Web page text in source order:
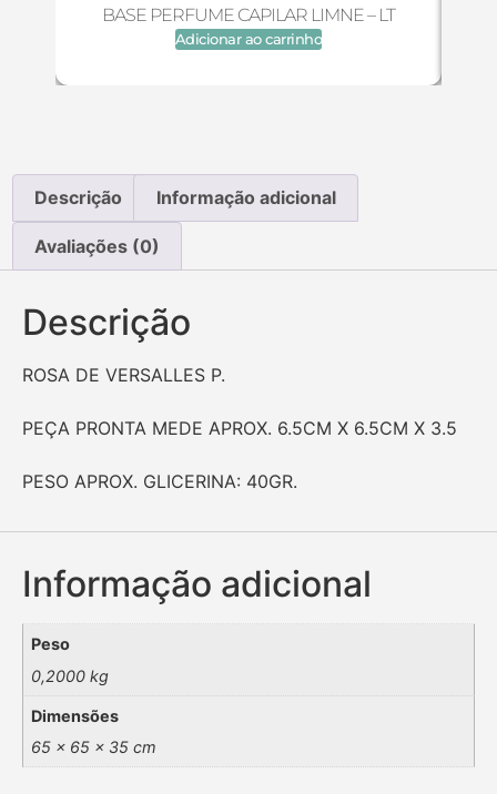
BASE PERFUME CAPILAR LIMNE – LT
Adicionar ao carrinho
Descrição Informação adicional
Avaliações (0)
Descrição
ROSA DE VERSALLES P.
PEÇA PRONTA MEDE APROX. 6.5CM X 6.5CM X 3.5
PESO APROX. GLICERINA: 40GR.
Informação adicional
Peso
0,2000 kg
Dimensões
65 × 65 × 35 cm